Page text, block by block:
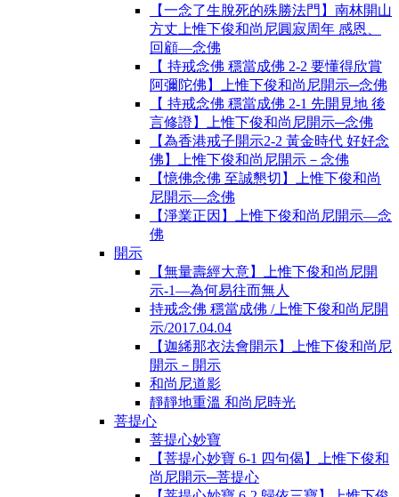
【一念了生脫死的殊勝法門】南林開山
方丈上惟下俊和尚尼圓寂周年 感恩、
回顧—念佛
【 持戒念佛 穩當成佛 2-2 要懂得欣賞
阿彌陀佛】上惟下俊和尚尼開示─念佛
【 持戒念佛 穩當成佛 2-1 先開見地 後
言修證】上惟下俊和尚尼開示─念佛
【為香港戒子開示2-2 黃金時代 好好念
佛】上惟下俊和尚尼開示－念佛
【憶佛念佛 至誠懇切】上惟下俊和尚
尼開示—念佛
【淨業正因】上惟下俊和尚尼開示—念
佛
開示
【無量壽經大意】上惟下俊和尚尼開
示-1―為何易往而無人
持戒念佛 穩當成佛 /上惟下俊和尚尼開
示/2017.04.04
【迦絺那衣法會開示】上惟下俊和尚尼
開示－開示
和尚尼道影
靜靜地重溫 和尚尼時光
菩提心
菩提心妙寶
【菩提心妙寶 6-1 四句偈】上惟下俊和
尚尼開示─菩提心